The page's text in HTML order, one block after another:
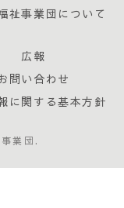
祉事業団について
広報
問い合わせ
に関する基本方針
業団.